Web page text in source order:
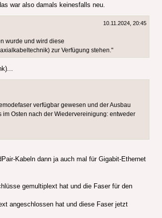
war also damals keinesfalls neu.
10.11.2024, 20:45
wurde und wird diese
zur Verfügung stehen."
verfügbar gewesen und der Ausbau
Osten nach der Wiedervereinigung: entweder
Kabeln dann ja auch mal für Gigabit-Ethernet
gemultiplext hat und die Faser für den
angeschlossen hat und diese Faser jetzt